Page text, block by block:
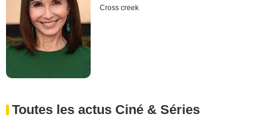
Cross creek
Toutes les actus Ciné & Séries